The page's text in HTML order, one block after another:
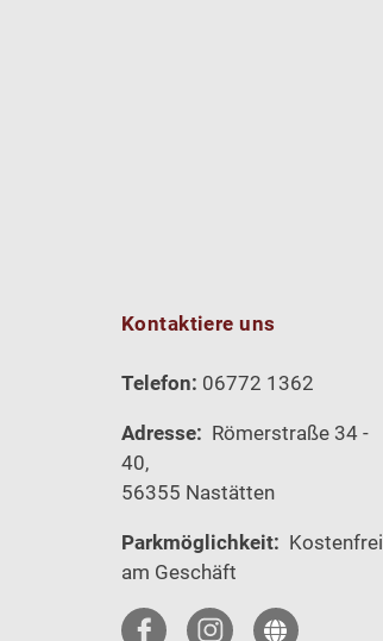
Kontaktiere uns
Telefon: 06772 1362
Adresse: Römerstraße 34 -
40,
56355 Nastätten
Parkmöglichkeit: Kostenfrei
am Geschäft